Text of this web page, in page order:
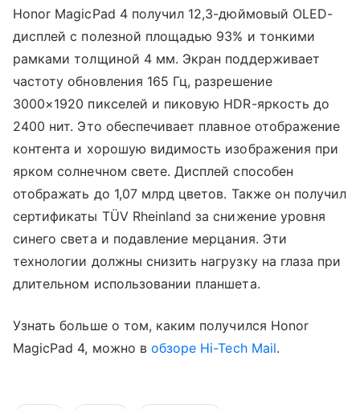
Honor MagicPad 4 получил 12,3-дюймовый OLED-
дисплей с полезной площадью 93% и тонкими
рамками толщиной 4 мм. Экран поддерживает
частоту обновления 165 Гц, разрешение
3000×1920 пикселей и пиковую HDR-яркость до
2400 нит. Это обеспечивает плавное отображение
контента и хорошую видимость изображения при
ярком солнечном свете. Дисплей способен
отображать до 1,07 млрд цветов. Также он получил
сертификаты TÜV Rheinland за снижение уровня
синего света и подавление мерцания. Эти
технологии должны снизить нагрузку на глаза при
длительном использовании планшета.
Узнать больше о том, каким получился Honor
MagicPad 4, можно в обзоре Hi-Tech Mail.